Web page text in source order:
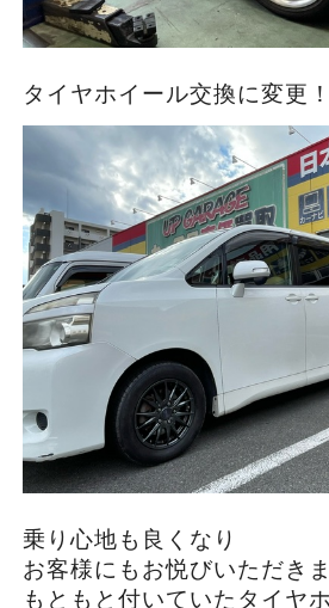
タイヤホイール交換に変更！
乗り心地も良くなり
お客様にもお悦びいただき
もともと付いていたタイヤ